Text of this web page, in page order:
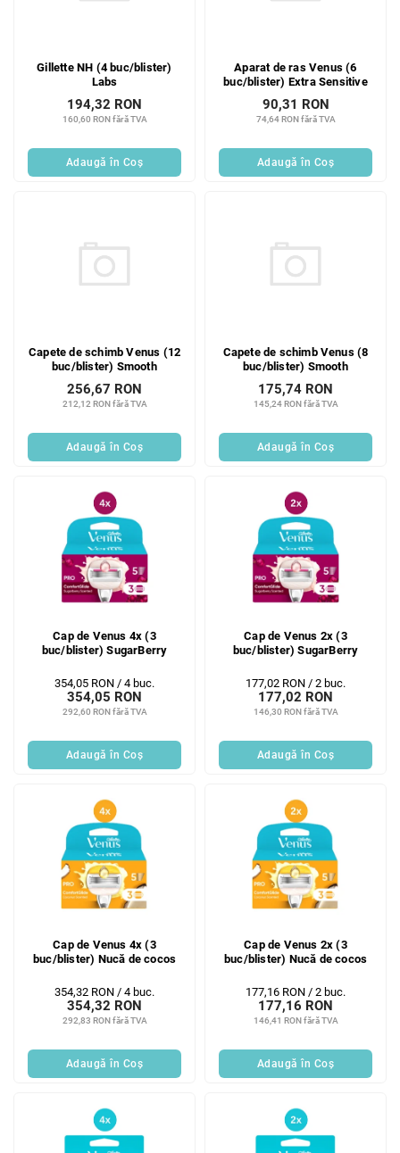
Gillette NH (4 buc/blister)
Labs
160,60 RON fără TVA
194,32 RON
Adaugă în Coş
Aparat de ras Venus (6
buc/blister) Extra Sensitive
74,64 RON fără TVA
90,31 RON
Adaugă în Coş
Capete de schimb Venus (12
buc/blister) Smooth
212,12 RON fără TVA
256,67 RON
Adaugă în Coş
Capete de schimb Venus (8
buc/blister) Smooth
145,24 RON fără TVA
175,74 RON
Adaugă în Coş
Cap de Venus 4x (3
buc/blister) SugarBerry
292,60 RON fără TVA
354,05 RON
Evaluare
preţ:
354,05 RON / 4 buc.
Adaugă în Coş
Cap de Venus 2x (3
buc/blister) SugarBerry
146,30 RON fără TVA
177,02 RON
Evaluare
preţ:
177,02 RON / 2 buc.
Adaugă în Coş
Cap de Venus 4x (3
buc/blister) Nucă de cocos
292,83 RON fără TVA
354,32 RON
Evaluare
preţ:
354,32 RON / 4 buc.
Adaugă în Coş
Cap de Venus 2x (3
buc/blister) Nucă de cocos
146,41 RON fără TVA
177,16 RON
Evaluare
preţ:
177,16 RON / 2 buc.
Adaugă în Coş